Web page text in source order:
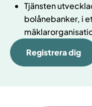
Tjänsten
bolånebanker, i
Registrera dig